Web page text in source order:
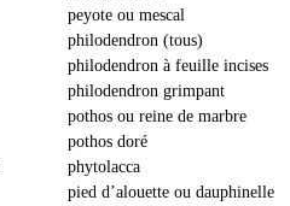
peyote ou mescal
philodendron (tous)
philodendron à feuille incises
philodendron grimpant
pothos ou reine de marbre
pothos doré
phytolacca
pied d’alouette ou dauphinelle